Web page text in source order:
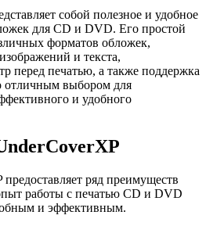
собой полезное и удобное
для CD и DVD. Его простой
форматов обложек,
и текста,
перед печатью, а также поддержка
отличным выбором для
и удобного
ряд преимуществ
работы с печатью CD и DVD
и эффективным.